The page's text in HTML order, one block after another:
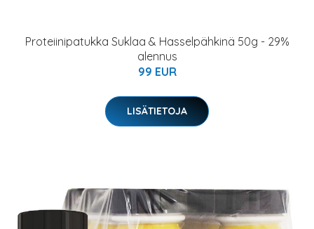
Proteiinipatukka Suklaa & Hasselpähkinä 50g - 29%
alennus
99 EUR
LISÄTIETOJA